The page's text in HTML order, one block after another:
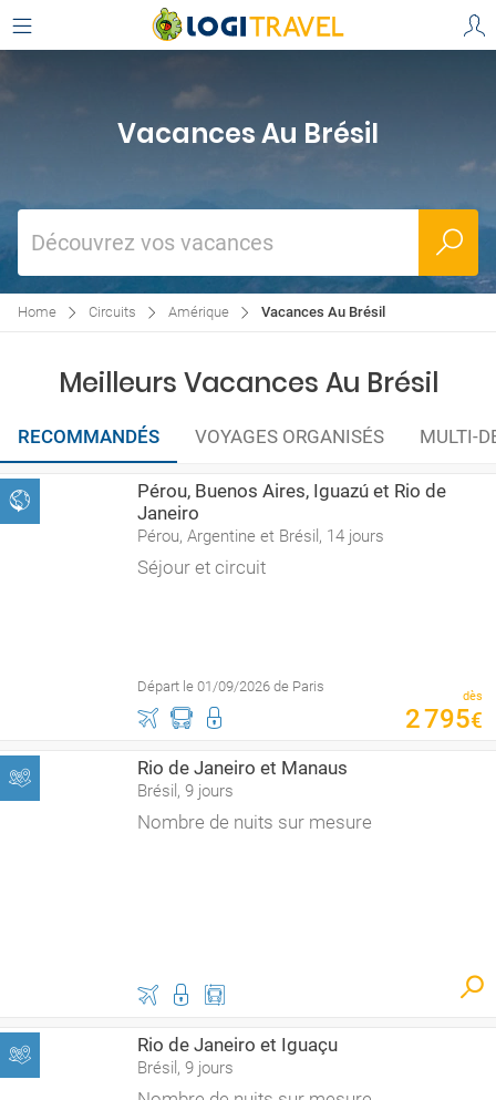
Vacances Au Brésil
Découvrez vos vacances
Home Circuits Amérique Vacances Au Brésil
Meilleurs Vacances Au Brésil
RECOMMANDÉS VOYAGES ORGANISÉS MULTI-
Pérou, Buenos Aires, Iguazú et Rio de
Janeiro
Pérou, Argentine et Brésil, 14 jours
Séjour et circuit
Départ le 01/09/2026 de Paris
dès
2795€
Rio de Janeiro et Manaus
Brésil, 9 jours
Nombre de nuits sur mesure
Rio de Janeiro et Iguaçu
Brésil, 9 jours